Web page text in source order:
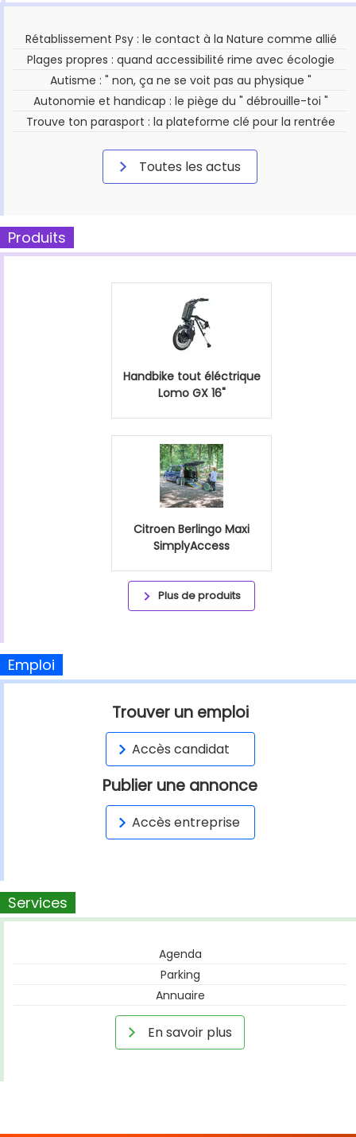
Rétablissement Psy : le contact à la Nature comme allié
Plages propres : quand accessibilité rime avec écologie
Autisme : " non, ça ne se voit pas au physique "
Autonomie et handicap : le piège du " débrouille-toi "
Trouve ton parasport : la plateforme clé pour la rentrée
Toutes les actus
Produits
Handbike tout éléctrique
Lomo GX 16"
Citroen Berlingo Maxi
SimplyAccess
Plus de produits
Emploi
Trouver un emploi
Accès candidat
Publier une annonce
Accès entreprise
Services
Agenda
Parking
Annuaire
En savoir plus